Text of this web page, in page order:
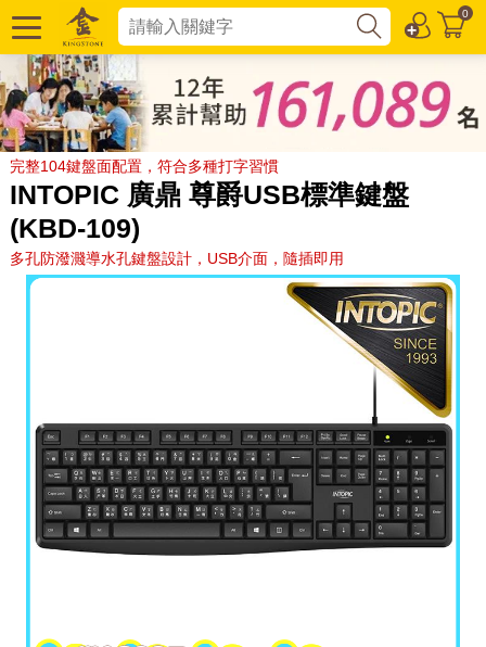
0
完整104鍵盤面配置，符合多種打字習慣
INTOPIC 廣鼎 尊爵USB標準鍵盤
(KBD-109)
多孔防潑濺導水孔鍵盤設計，USB介面，隨插即用